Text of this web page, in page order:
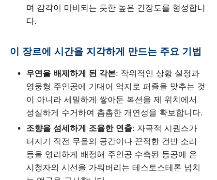
며 감각이 마비되는 듯한 높은 긴장도를 형성합니
다.
이 장르에 시간을 지각하게 만드는 주요 기법
우연을 배제하게 된 각본: 작위적인 상황 설정과
영웅형 주인공에 기대어 억지로 퍼즐을 맞추는 것
이 아니라 세밀하게 쌓아둔 복션을 제 위치에서
성실하게 수거하여 촘촘한 개연성을 확보합니다.
조향을 섬세하게 조율한 연출: 자극적 시퀀스가
터지기 직전 무음의 공간이나 끈적한 건반 소리
등을 영리하게 배정해 주인공 수축된 동공에 온
시청자의 시선을 가둬버리는 테스토스테론 넘치